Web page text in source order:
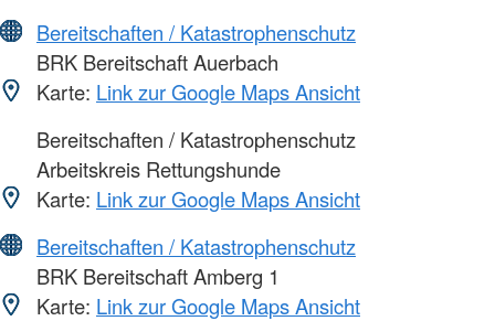
Bereitschaften / Katastrophenschutz
BRK Bereitschaft Auerbach
Karte: Link zur Google Maps Ansicht
Bereitschaften / Katastrophenschutz
Arbeitskreis Rettungshunde
Karte: Link zur Google Maps Ansicht
Bereitschaften / Katastrophenschutz
BRK Bereitschaft Amberg 1
Karte: Link zur Google Maps Ansicht